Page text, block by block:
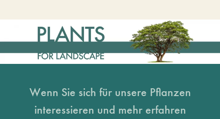
Wenn Sie sich für unsere Pflanzen
interessieren und mehr erfahren